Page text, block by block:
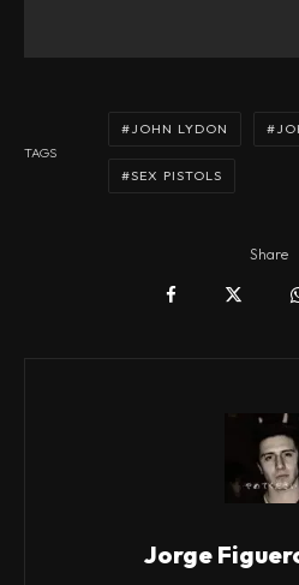
TAGS
JOHN LYDON
SEX PISTOLS
Share
Jorge